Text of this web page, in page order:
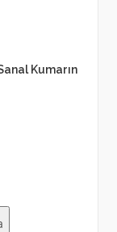
Kumarın